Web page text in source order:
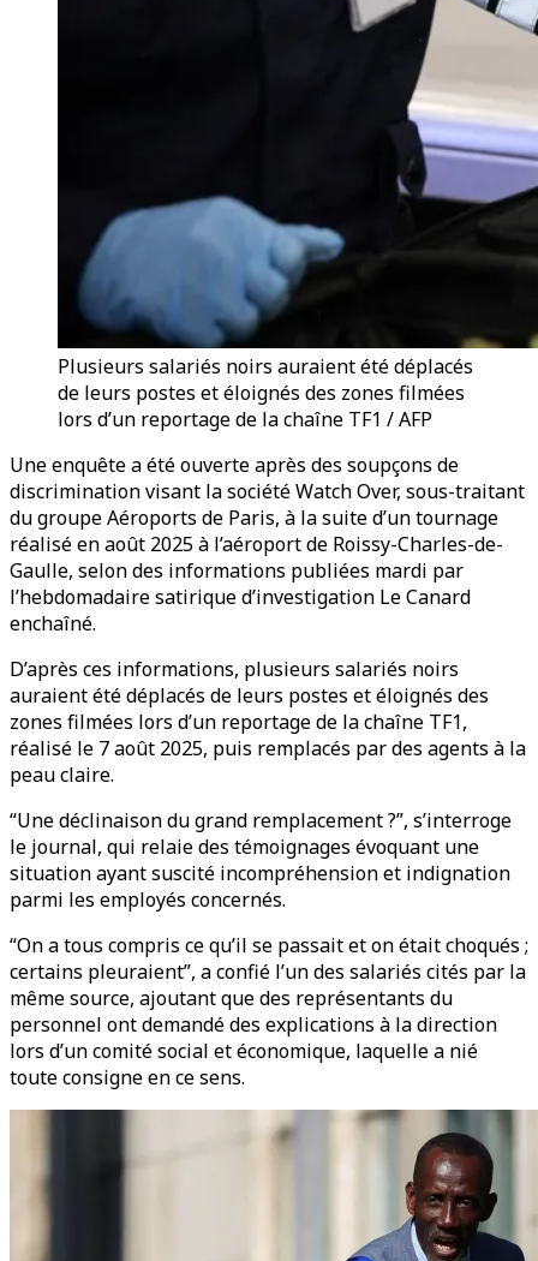
Plusieurs salariés noirs auraient été déplacés
de leurs postes et éloignés des zones filmées
lors d’un reportage de la chaîne TF1 / AFP
Une enquête a été ouverte après des soupçons de
discrimination visant la société Watch Over, sous-traitant
du groupe Aéroports de Paris, à la suite d’un tournage
réalisé en août 2025 à l’aéroport de Roissy-Charles-de-
Gaulle, selon des informations publiées mardi par
l’hebdomadaire satirique d’investigation Le Canard
enchaîné.
D’après ces informations, plusieurs salariés noirs
auraient été déplacés de leurs postes et éloignés des
zones filmées lors d’un reportage de la chaîne TF1,
réalisé le 7 août 2025, puis remplacés par des agents à la
peau claire.
“Une déclinaison du grand remplacement ?”, s’interroge
le journal, qui relaie des témoignages évoquant une
situation ayant suscité incompréhension et indignation
parmi les employés concernés.
“On a tous compris ce qu’il se passait et on était choqués ;
certains pleuraient”, a confié l’un des salariés cités par la
même source, ajoutant que des représentants du
personnel ont demandé des explications à la direction
lors d’un comité social et économique, laquelle a nié
toute consigne en ce sens.